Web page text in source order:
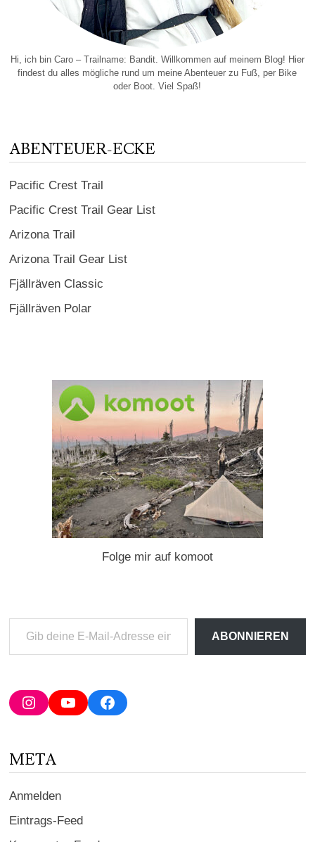
Hi, ich bin Caro – Trailname: Bandit. Willkommen auf meinem Blog! Hier
findest du alles mögliche rund um meine Abenteuer zu Fuß, per Bike
oder Boot. Viel Spaß!
ABENTEUER-ECKE
Pacific Crest Trail
Pacific Crest Trail Gear List
Arizona Trail
Arizona Trail Gear List
Fjällräven Classic
Fjällräven Polar
Folge mir auf komoot
deine
Adresse
ein ...
ABONNIEREN
InstagramYouTubeFacebook
META
Anmelden
Eintrags-Feed